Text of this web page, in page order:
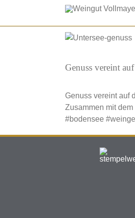
content
Zeige
Genuss vereint
Genuss vereint auf
Zusammen mit
#bodensee